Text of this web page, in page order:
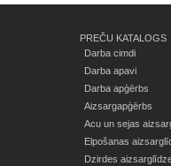
PREČU KATALOGS
Darba cimdi
Darba apavi
Darba apģērbs
Aizsargapģērbs
Acu un sejas
Elpošanas
Dzirdes